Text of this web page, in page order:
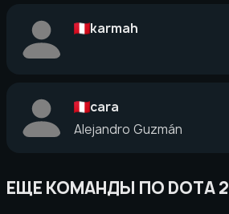
karmah
cara
Alejandro Guzmán
ЕЩЕ КОМАНДЫ ПО DOTA 2